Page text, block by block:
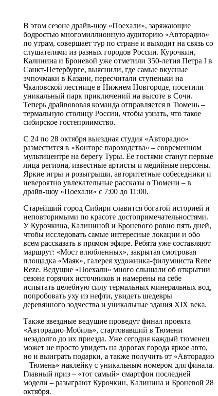
В этом сезоне драйв-шоу «Поехали», заряжающие
бодростью многомиллионную аудиторию «Авторадио»
по утрам, совершает тур по стране и выходит на связь со
слушателями из разных городов России. Курочкин,
Калинина и Броневой уже отметили 350-летия Петра I в
Санкт-Петербурге, выяснили, где самые вкусные
эчпочмаки в Казани, пересчитали ступеньки на
Чкаловской лестнице в Нижнем Новгороде, посетили
уникальный парк приключений на высоте в Сочи.
Теперь драйвововая команда отправляется в Тюмень –
термальную столицу России, чтобы узнать, что такое
сибирское гостеприимство.
С 24 по 28 октября выездная студия «Авторадио»
разместится в «Конторе пароходства» – современном
мультицентре на берегу Туры. Ее гостями станут первые
лица региона, известные артисты и медийные персоны.
Яркие игры и розыгрыши, авторитетные собеседники и
невероятно увлекательные рассказы о Тюмени – в
драйв-шоу «Поехали» с 7:00 до 11:00.
Старейший город Сибири славится богатой историей и
неповторимыми по красоте достопримечательностями.
У Курочкина, Калининой и Броневого ровно пять дней,
чтобы исследовать самые интересные локации и обо
всем рассказать в прямом эфире. Ребята уже составляют
маршрут: «Мост влюбленных», закрытая смотровая
площадка «Маяк», галерея художника-филумниста Rene
Reze. Ведущие «Поехали» много слышали об открытии
сезона горячих источников и намерены на себе
испытать целебную силу термальных минеральных вод,
попробовать уху из нефти, увидеть шедевры
деревянного зодчества и уникальные здания XIX века.
Также звездные ведущие проведут финал проекта
«Авторадио-Мобиль», стартовавший в Тюмени
незадолго до их приезда. Уже сегодня каждый тюменец
может не просто увидеть на дорогах города яркое авто,
но и выиграть подарки, а также получить от «Авторадио
– Тюмень» наклейку с уникальным номером для финала.
Главный приз – «тот самый» смартфон последней
модели – разыграют Курочкин, Калинина и Броневой 28
октября.